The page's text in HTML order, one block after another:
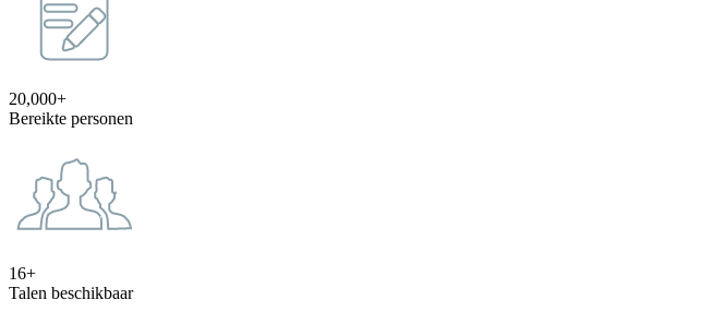
20,000+
Bereikte personen
16+
Talen beschikbaar